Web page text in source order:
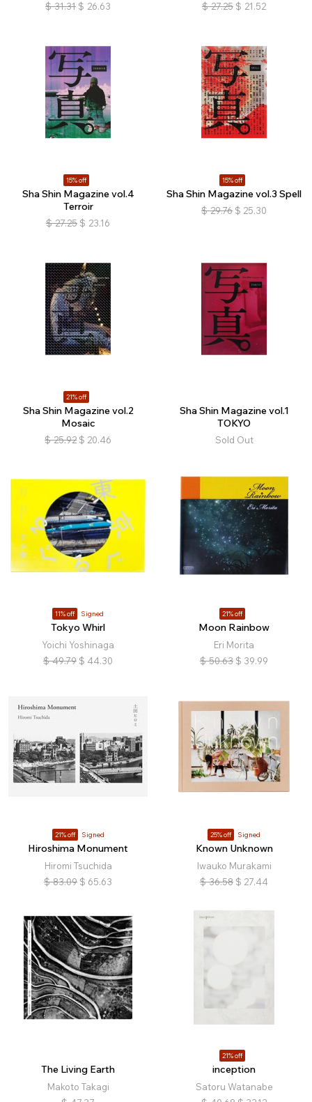
$ 31.31 $ 26.63 $ 27.25 $ 21.52
15% off
Sha Shin Magazine vol.4
Terroir
$ 27.25 $ 23.16
15% off
Sha Shin Magazine vol.3 Spell
$ 29.76 $ 25.30
21% off
Sha Shin Magazine vol.2
Mosaic
$ 25.92 $ 20.46
Sha Shin Magazine vol.1
TOKYO
Sold Out
11% off Signed
Tokyo Whirl
Yoichi Yoshinaga
$ 49.79 $ 44.30
21% off
Moon Rainbow
Eri Morita
$ 50.63 $ 39.99
21% off Signed
Hiroshima Monument
Hiromi Tsuchida
$ 83.09 $ 65.63
25% off Signed
Known Unknown
Iwauko Murakami
$ 36.58 $ 27.44
The Living Earth
Makoto Takagi
21% off
inception
Satoru Watanabe